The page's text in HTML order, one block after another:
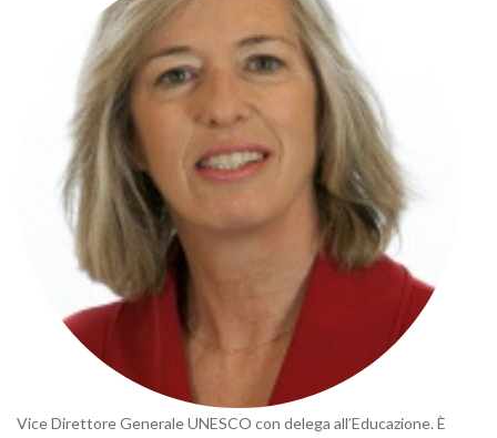
Vice Direttore Generale UNESCO con delega all’Educazione. È